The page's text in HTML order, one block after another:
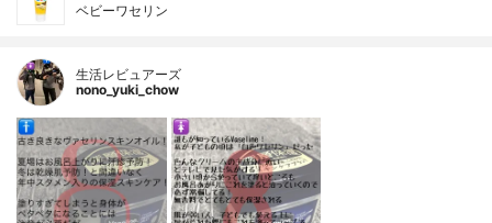
ベビーワセリン
生活レビュアーズ
nono_yuki_chow